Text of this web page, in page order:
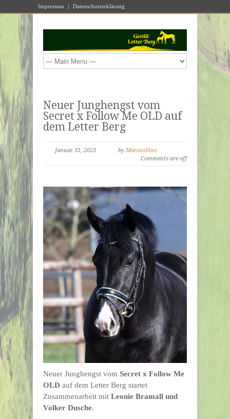
Impressum Datenschutzerklärung
Neuer Junghengst vom
Secret x Follow Me OLD auf
dem Letter Berg
Januar 31, 2023 by MarcusVoss
Comments are off
Neuer Junghengst vom Secret x Follow Me
OLD auf dem Letter Berg startet
Zusammenarbeit mit Leonie Bramall und
Volker Dusche.